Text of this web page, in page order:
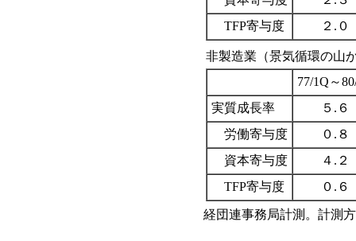
TFP寄与度
２.０
非製造業（景気循環の山
77/1Q～
実質成長率
５.６
労働寄与度
０.８
資本寄与度
４.２
TFP寄与度
０.６
経団連事務局計測。計測